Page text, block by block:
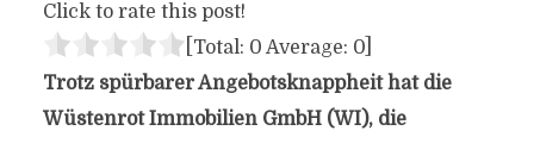
Click to rate this post!
[Total: 0 Average: 0]
Trotz spürbarer Angebotsknappheit hat die
Wüstenrot Immobilien GmbH (WI), die